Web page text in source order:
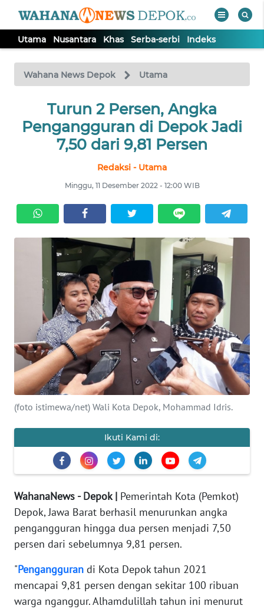
Utama Nusantara Khas Serba-serbi Indeks
Wahana News Depok Utama
Turun 2 Persen, Angka
Pengangguran di Depok Jadi
7,50 dari 9,81 Persen
Redaksi - Utama
Minggu, 11 Desember 2022 - 12:00 WIB
(foto istimewa/net) Wali Kota Depok, Mohammad Idris.
Ikuti Kami di:
WahanaNews - Depok | Pemerintah Kota (Pemkot)
Depok, Jawa Barat berhasil menurunkan angka
pengangguran hingga dua persen menjadi 7,50
persen dari sebelumnya 9,81 persen.
"Pengangguran di Kota Depok tahun 2021
mencapai 9,81 persen dengan sekitar 100 ribuan
warga nganggur. Alhamdulillah tahun ini menurut
TV
Tutup
NUSANTARA
SERBA-
SERBI
INDEKS
KONTAK
INFO
IKLAN
TENTANG
SIBER
REDAKSI
DISCLAIMER
Wahana